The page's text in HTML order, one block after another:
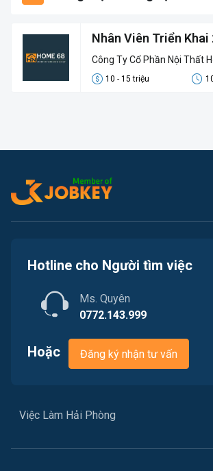
Nhân Viên Triển Khai
Công Ty Cổ Phần Nội Thất
10 - 15 triệu
Hotline cho Người tìm việc
Ms. Quyên
0772.143.999
Hoặc Đăng ký nhận tư vấn
Việc Làm Hải Phòng